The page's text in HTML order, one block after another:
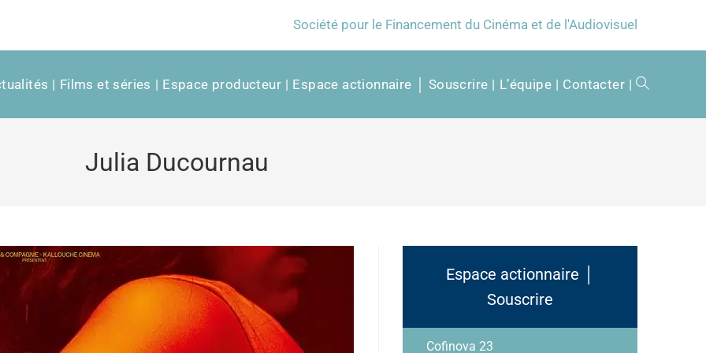
Société pour le Financement du Cinéma et de l'Audiovisuel
Films et séries Espace producteur Espace actionnaire │ Souscrire L’équipe Contacter
Julia Ducournau
Espace actionnaire │
Souscrire
Cofinova 23